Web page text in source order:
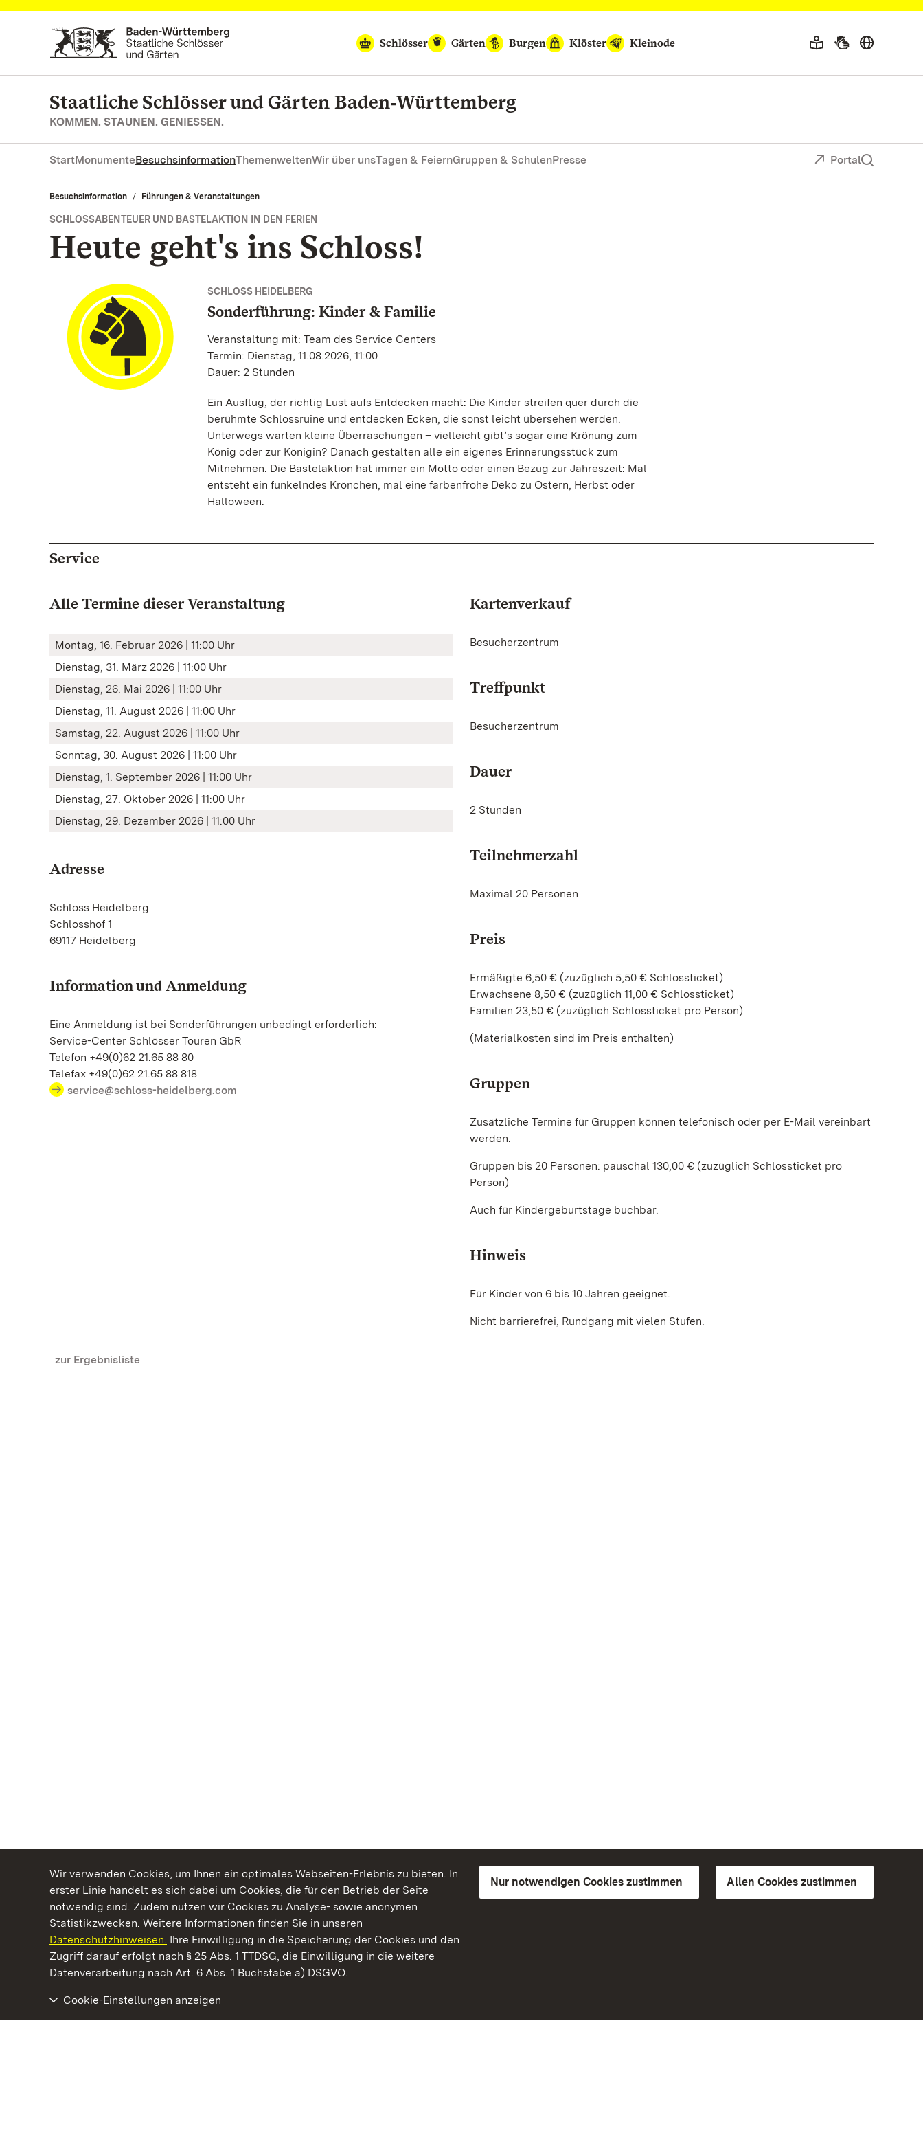
Wir verwenden Cookies, um Ihnen ein optimales Webseiten-Erlebnis zu bieten. In
erster Linie handelt es sich dabei um Cookies, die für den Betrieb der Seite
notwendig sind. Zudem nutzen wir Cookies zu Analyse- sowie anonymen
Statistikzwecken. Weitere Informationen finden Sie in unseren
Datenschutzhinweisen. Ihre Einwilligung in die Speicherung der Cookies und den
Zugriff darauf erfolgt nach § 25 Abs. 1 TTDSG, die Einwilligung in die weitere
Datenverarbeitung nach Art. 6 Abs. 1 Buchstabe a) DSGVO.
Nur notwendigen Cookies zustimmen Allen Cookies zustimmen
Cookie-Einstellungen anzeigen
Zum Hauptinhalt springen
Schlösser
Gärten Burgen Klöster Kleinode
Staatliche Schlösser und Gärten Baden‑Württemberg
KOMMEN. STAUNEN. GENIESSEN.
StartMonumenteBesuchsinformationThemenweltenWir über unsTagen & FeiernGruppen & SchulenPresse Portal
Besuchsinformation Führungen & Veranstaltungen
SCHLOSSABENTEUER UND BASTELAKTION IN DEN FERIEN
Heute geht's ins Schloss!
SCHLOSS HEIDELBERG
Sonderführung: Kinder & Familie
Veranstaltung mit: Team des Service Centers
Termin: Dienstag, 11.08.2026, 11:00
Dauer: 2 Stunden
Ein Ausflug, der richtig Lust aufs Entdecken macht: Die Kinder streifen quer durch die
berühmte Schlossruine und entdecken Ecken, die sonst leicht übersehen werden.
Unterwegs warten kleine Überraschungen – vielleicht gibt’s sogar eine Krönung zum
König oder zur Königin? Danach gestalten alle ein eigenes Erinnerungsstück zum
Mitnehmen. Die Bastelaktion hat immer ein Motto oder einen Bezug zur Jahreszeit: Mal
entsteht ein funkelndes Krönchen, mal eine farbenfrohe Deko zu Ostern, Herbst oder
Halloween.
Service
Alle Termine dieser Veranstaltung
Montag, 16. Februar 2026 | 11:00 Uhr
Dienstag, 31. März 2026 | 11:00 Uhr
Dienstag, 26. Mai 2026 | 11:00 Uhr
Dienstag, 11. August 2026 | 11:00 Uhr
Samstag, 22. August 2026 | 11:00 Uhr
Sonntag, 30. August 2026 | 11:00 Uhr
Dienstag, 1. September 2026 | 11:00 Uhr
Dienstag, 27. Oktober 2026 | 11:00 Uhr
Dienstag, 29. Dezember 2026 | 11:00 Uhr
Adresse
Schloss Heidelberg
Schlosshof 1
69117 Heidelberg
Information und Anmeldung
Eine Anmeldung ist bei Sonderführungen unbedingt erforderlich:
Service-Center Schlösser Touren GbR
Telefon +49(0)62 21.65 88 80
Telefax +49(0)62 21.65 88 818
service@schloss-heidelberg.com
Kartenverkauf
Besucherzentrum
Treffpunkt
Besucherzentrum
Dauer
2 Stunden
Teilnehmerzahl
Maximal 20 Personen
Preis
Ermäßigte 6,50 € (zuzüglich 5,50 € Schlossticket)
Erwachsene 8,50 € (zuzüglich 11,00 € Schlossticket)
Familien 23,50 € (zuzüglich Schlossticket pro Person)
(Materialkosten sind im Preis enthalten)
Gruppen
Zusätzliche Termine für Gruppen können telefonisch oder per E-Mail vereinbart
werden.
Gruppen bis 20 Personen: pauschal 130,00 € (zuzüglich Schlossticket pro
Person)
Auch für Kindergeburtstage buchbar.
Hinweis
Für Kinder von 6 bis 10 Jahren geeignet.
Nicht barrierefrei, Rundgang mit vielen Stufen.
zur Ergebnisliste
Kommen. Staunen. Genießen.